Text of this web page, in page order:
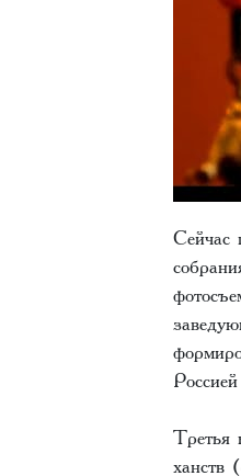
Сейчас
Третья
ханств